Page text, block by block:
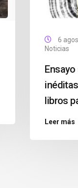
6
Noticias
libros
Leer más